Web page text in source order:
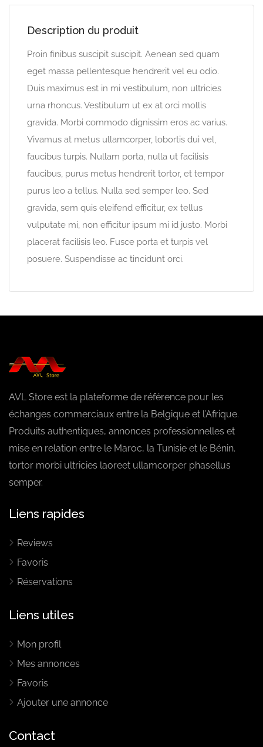
Description du produit
Proin finibus suscipit suscipit. Aenean sed quam
eget massa pellentesque hendrerit vel eu odio.
Duis maximus est in mi vestibulum, non ultricies
urna rhoncus. Vestibulum ut ex at orci mollis
gravida. Morbi commodo dignissim eros ac varius.
Vivamus at metus ullamcorper, lobortis dui vel,
faucibus turpis. Nullam porta, nulla ut facilisis
faucibus, purus metus hendrerit tortor, et tempor
purus leo a tellus. Nulla sed semper leo. Sed
gravida, sem quis eleifend efficitur, ex tellus
vulputate mi, non efficitur ipsum mi id justo. Morbi
placerat facilisis leo. Fusce porta et turpis vel
posuere. Suspendisse ac tincidunt orci.
AVL Store est la plateforme de référence pour les
échanges commerciaux entre la Belgique et l’Afrique.
Produits authentiques, annonces professionnelles et
mise en relation entre le Maroc, la Tunisie et le Bénin.
tortor morbi ultricies laoreet ullamcorper phasellus
semper.
Liens rapides
Reviews
Favoris
Réservations
Liens utiles
Mon profil
Mes annonces
Favoris
Ajouter une annonce
Contact